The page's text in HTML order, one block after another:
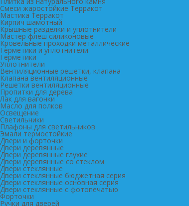
Смеси жаростойкие Терракот
Мастика Терракот
Кирпич шамотный
Крышные разделки и уплотнители
Мастер флеш силиконовые
Кровельные проходки металлические
Герметики и уплотнители
Герметики
Уплотнители
Вентиляционные решетки, клапана
Клапана вентиляционные
Решетки вентиляционные
Пропитки для дерева
Лак для вагонки
Масло для полков
Освещение
Светильники
Плафоны для светильников
Эмали термостойкие
Двери и форточки
Двери деревянные
Двери деревянные глухие
Двери деревянные со стеклом
Двери стеклянные
Двери стеклянные бюджетная серия
Двери стеклянные основная серия
Двери стеклянные с фотопечатью
Форточки
Ручки для дверей